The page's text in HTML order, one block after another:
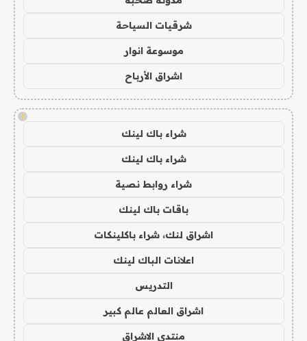
شرقيات السياحة
موسوعة انوار
اشراق الأرباح
!
شراء باك لينك
شراء باك لينك
شراء روابط نصية
باقات باك لينك
اشراق لنك، شراء باكلينكات
اعلانات الباك لينك
التدريس
اشراق العالم عالم كبير
منتدى الاشراق